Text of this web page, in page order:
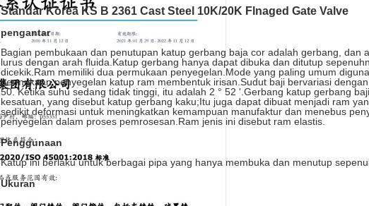
Standar Korea KS B 2361 Cast Steel 10K/20K Flnaged Gate Valve
pengantar
Bagian pembukaan dan penutupan katup gerbang baja cor adalah gerbang, dan
lurus dengan arah fluida.Katup gerbang hanya dapat dibuka dan ditutup
dicekik.Ram memiliki dua permukaan penyegelan.Mode yang paling umum
permukaan penyegelan katup ram membentuk irisan.Sudut baji bervariasi
50. Ketika suhu sedang tidak tinggi, itu adalah 2 ° 52 '.Gerbang katup gerbang
kesatuan, yang disebut katup gerbang kaku;Itu juga dapat dibuat menjadi ram
sedikit deformasi untuk meningkatkan kemampuan manufaktur dan menebus
penyegelan dalam proses pemrosesan.Ram jenis ini disebut ram elastis.
Penggunaan
Katup ini berlaku untuk berbagai pipa yang hanya membuka dan menutup
Ukuran